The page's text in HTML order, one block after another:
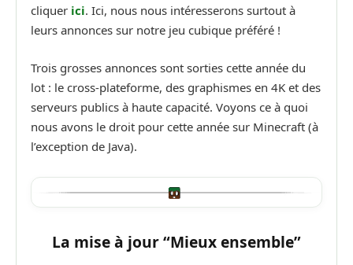
cliquer ici. Ici, nous nous intéresserons surtout à
leurs annonces sur notre jeu cubique préféré !
Trois grosses annonces sont sorties cette année du
lot : le cross-plateforme, des graphismes en 4K et des
serveurs publics à haute capacité. Voyons ce à quoi
nous avons le droit pour cette année sur Minecraft (à
l’exception de Java).
La mise à jour “Mieux ensemble”